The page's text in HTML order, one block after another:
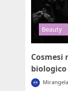
Beauty
biologico